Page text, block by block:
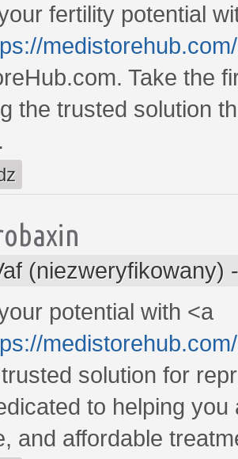
fertility potential
Take the
the trusted solution
(niezweryfikowany)
potential with <a
solution for
to helping
and affordable